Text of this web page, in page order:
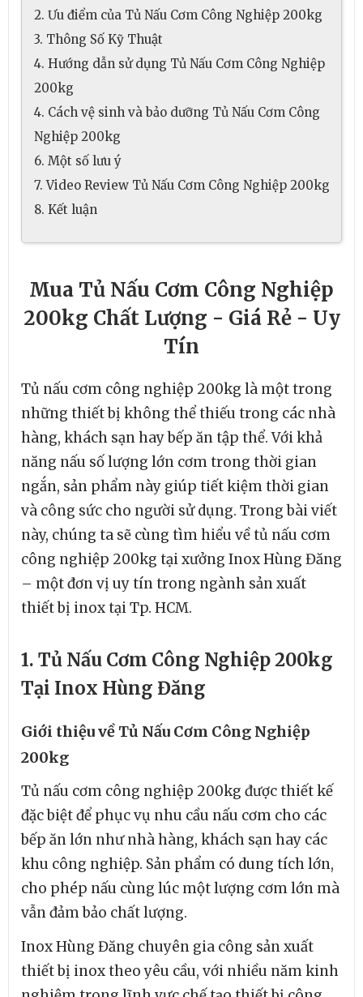
2. Ưu điểm của Tủ Nấu Cơm Công Nghiệp 200kg
3. Thông Số Kỹ Thuật
4. Hướng dẫn sử dụng Tủ Nấu Cơm Công Nghiệp
200kg
4. Cách vệ sinh và bảo dưỡng Tủ Nấu Cơm Công
Nghiệp 200kg
6. Một số lưu ý
7. Video Review Tủ Nấu Cơm Công Nghiệp 200kg
8. Kết luận
Mua Tủ Nấu Cơm Công Nghiệp
200kg Chất Lượng - Giá Rẻ - Uy
Tín
Tủ nấu cơm công nghiệp 200kg là một trong
những thiết bị không thể thiếu trong các nhà
hàng, khách sạn hay bếp ăn tập thể. Với khả
năng nấu số lượng lớn cơm trong thời gian
ngắn, sản phẩm này giúp tiết kiệm thời gian
và công sức cho người sử dụng. Trong bài viết
này, chúng ta sẽ cùng tìm hiểu về tủ nấu cơm
công nghiệp 200kg tại xưởng Inox Hùng Đăng
– một đơn vị uy tín trong ngành sản xuất
thiết bị inox tại Tp. HCM.
1. Tủ Nấu Cơm Công Nghiệp 200kg
Tại Inox Hùng Đăng
Giới thiệu về Tủ Nấu Cơm Công Nghiệp
200kg
Tủ nấu cơm công nghiệp 200kg được thiết kế
đặc biệt để phục vụ nhu cầu nấu cơm cho các
bếp ăn lớn như nhà hàng, khách sạn hay các
khu công nghiệp. Sản phẩm có dung tích lớn,
cho phép nấu cùng lúc một lượng cơm lớn mà
vẫn đảm bảo chất lượng.
Inox Hùng Đăng chuyên gia công sản xuất
thiết bị inox theo yêu cầu, với nhiều năm kinh